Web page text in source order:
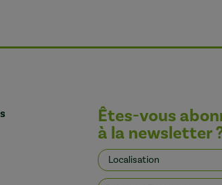
Êtes-vous
à la newsletter